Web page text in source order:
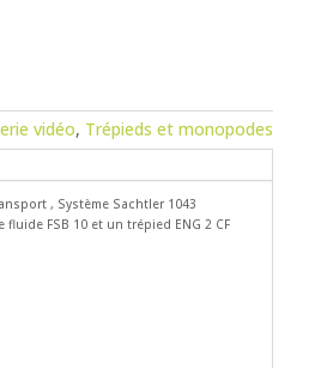
vidéo, Trépieds et monopodes
, Système Sachtler 1043
fluide FSB 10 et un trépied ENG 2 CF